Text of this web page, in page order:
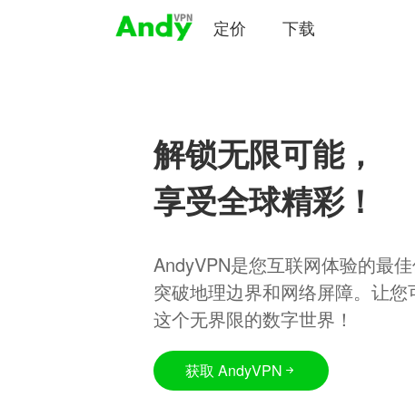
定价 下载
解锁无限可能，
享受全球精彩！
AndyVPN是您互联网体验的最
突破地理边界和网络屏障。让您
这个无界限的数字世界！
获取 AndyVPN